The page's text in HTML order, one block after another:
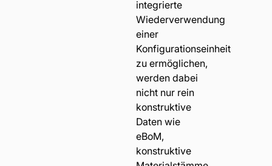
integrierte
Wiederverwendung
einer
Konfigurationseinheit
zu ermöglichen,
werden dabei
nicht nur rein
konstruktive
Daten wie
eBoM,
konstruktive